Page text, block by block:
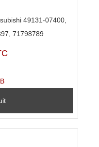
49131-07400,
71798789